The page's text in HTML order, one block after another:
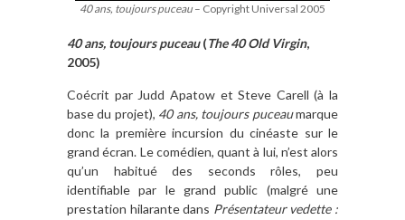
40 ans, toujours puceau– Copyright Universal 2005
40 ans, toujours puceau(The 40 Old Virgin,
2005)
Coécrit par Judd Apatow et Steve Carell (à la
base du projet), 40 ans, toujours puceaumarque
donc la première incursion du cinéaste sur le
grand écran. Le comédien, quantà lui, n’est alors
qu’un habituédes seconds rôles, peu
identifiable par le grand public (malgré une
prestation hilarante dans Présentateur vedette :